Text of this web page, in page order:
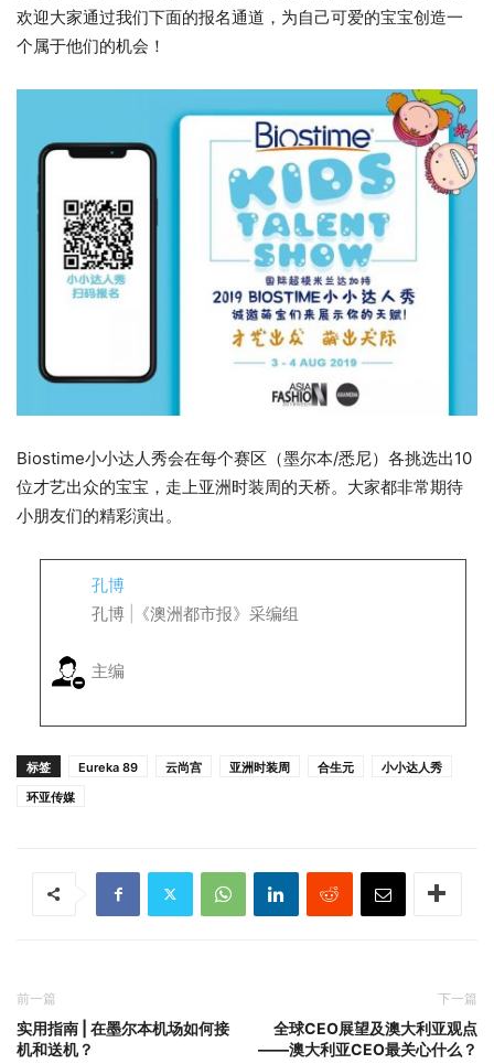
欢迎大家通过我们下面的报名通道，为自己可爱的宝宝创造一
个属于他们的机会！
Biostime小小达人秀会在每个赛区（墨尔本/悉尼）各挑选出10
位才艺出众的宝宝，走上亚洲时装周的天桥。大家都非常期待
小朋友们的精彩演出。
孔博
孔博 |《澳洲都市报》采编组
主编
标签 Eureka 89 云尚宫 亚洲时装周 合生元
小小达人秀
环亚传媒
前一篇
实用指南 | 在墨尔本机场如何接
机和送机？
下一篇
全球CEO展望及澳大利亚观点
——澳大利亚CEO最关心什么？